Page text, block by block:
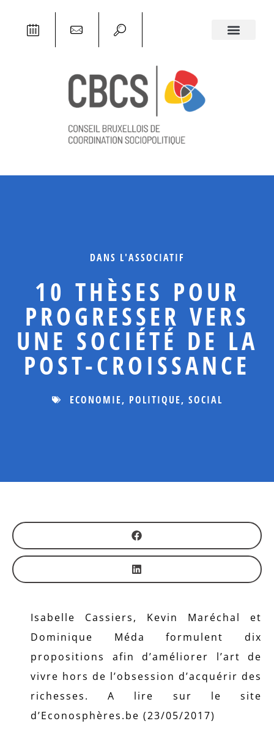
DANS L'ASSOCIATIF
10 THÈSES POUR
PROGRESSER VERS
UNE SOCIÉTÉ DE LA
POST-CROISSANCE
ECONOMIE, POLITIQUE, SOCIAL
Isabelle Cassiers, Kevin Maréchal et
Dominique Méda formulent dix
propositions afin d’améliorer l’art de
vivre hors de l’obsession d’acquérir des
richesses. A lire sur le site
d’Econosphères.be (23/05/2017)